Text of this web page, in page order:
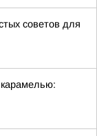
советов для